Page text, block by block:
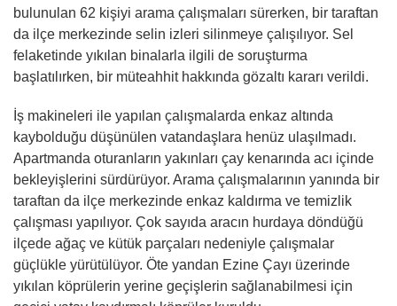
bulunulan 62 kişiyi arama çalışmaları sürerken, bir taraftan
da ilçe merkezinde selin izleri silinmeye çalışılıyor. Sel
felaketinde yıkılan binalarla ilgili de soruşturma
başlatılırken, bir müteahhit hakkında gözaltı kararı verildi.
İş makineleri ile yapılan çalışmalarda enkaz altında
kaybolduğu düşünülen vatandaşlara henüz ulaşılmadı.
Apartmanda oturanların yakınları çay kenarında acı içinde
bekleyişlerini sürdürüyor. Arama çalışmalarının yanında bir
taraftan da ilçe merkezinde enkaz kaldırma ve temizlik
çalışması yapılıyor. Çok sayıda aracın hurdaya döndüğü
ilçede ağaç ve kütük parçaları nedeniyle çalışmalar
güçlükle yürütülüyor. Öte yandan Ezine Çayı üzerinde
yıkılan köprülerin yerine geçişlerin sağlanabilmesi için